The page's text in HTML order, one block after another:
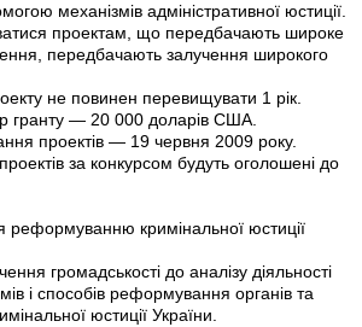
механізмів адміністративної юстиції.
проектам, що передбачають широке
передбачають залучення широкого
не повинен перевищувати 1 рік.
гранту — 20 000 доларів США.
проектів — 19 червня 2009 року.
за конкурсом будуть оголошені до
реформуванню кримінальної юстиції
громадськості до аналізу діяльності
і способів реформування органів та
юстиції України.